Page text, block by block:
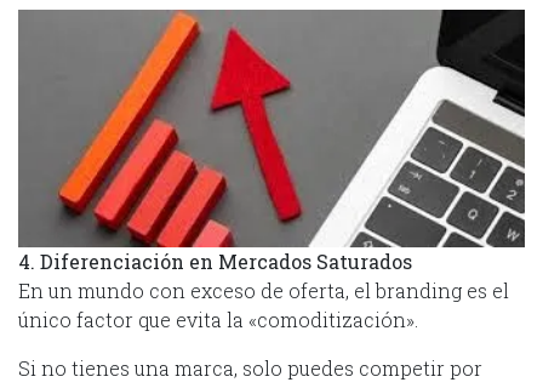
4. Diferenciación en Mercados Saturados
En un mundo con exceso de oferta, el branding es el
único factor que evita la «comoditización».
Si no tienes una marca, solo puedes competir por